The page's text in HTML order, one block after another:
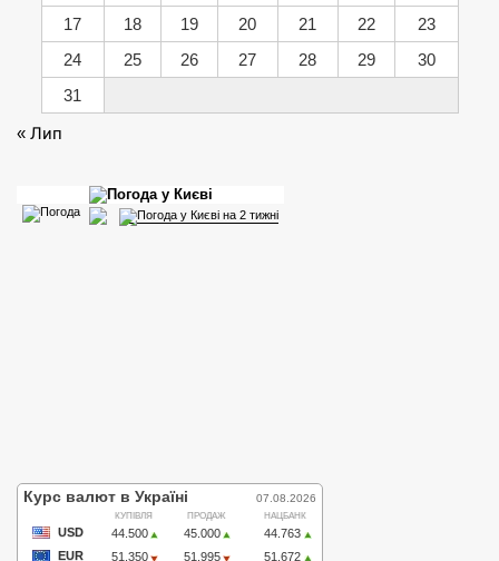
17
18 19 20 21 22
23
24
25 26 27 28 29
30
31
« Лип